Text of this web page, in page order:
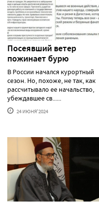
Посеявший ветер
пожинает бурю
В России начался курортный
сезон. Но, похоже, не так, как
рассчитывало ее начальство,
убеждавшее св......
24 ИЮНЯ'2024